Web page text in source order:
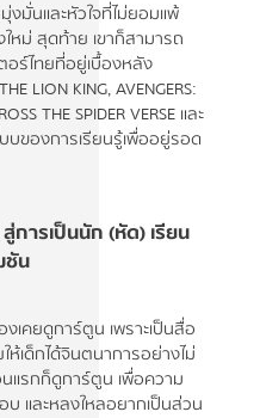
งมั่นและหัวใจที่ไม่ยอมแพ้
ใหม่ สุดท้าย เขาก็สามารถ
อร์ไทยที่อยู่เบื้องหลัง
LION KING, AVENGERS:
THE SPIDER VERSE และ
บของการเรียนรู้เพื่ออยู่รอด
ารเป็นนัก (หัด) เรียน
ชัน
เคยดูการ์ตูน เพราะเป็นสื่อ
เด็กได้จินตนาการอย่างไม่
แรกก็ดูการ์ตูน เพื่อความ
บ และหลงใหลอยากเป็นส่วน